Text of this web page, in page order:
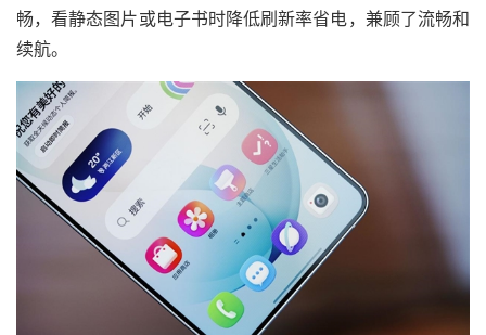
畅，看静态图片或电子书时降低刷新率省电，兼顾了流畅和
续航。